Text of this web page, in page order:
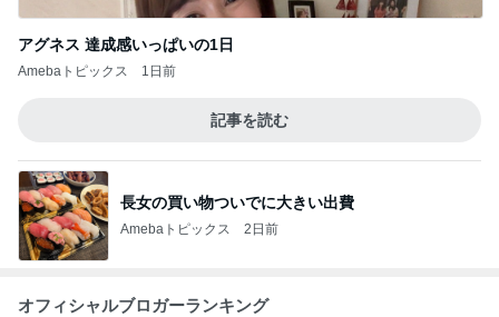
アグネス 達成感いっぱいの1日
Amebaトピックス 1日前
記事を読む
長女の買い物ついでに大きい出費
Amebaトピックス 2日前
オフィシャルブロガーランキング